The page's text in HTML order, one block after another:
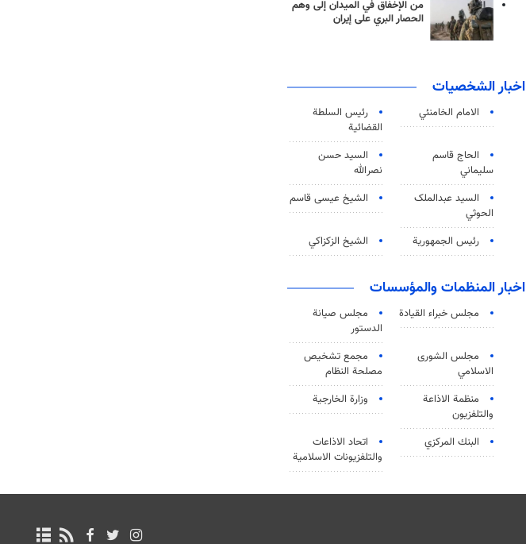
من الإخفاق في الميدان إلى وهم
الحصار البري على إيران
اخبار الشخصيات
الامام الخامنئي
رئیس السلطة
القضائیة
الحاج قاسم
سليماني
السيد حسن
نصرالله
السید عبدالملک
الحوثي
الشيخ عيسى قاسم
رئيس الجمهورية الشيخ الزكزاكي
اخبار المنظمات والمؤسسات
مجلس خبراء القيادة
مجلس صيانة
الدستور
مجلس الشورى
الاسلامي
مجمع تشخيص
مصلحة النظام
منظمة الاذاعة
والتلفزیون
وزارة الخارجية
البنك المركزي
اتحاد الاذاعات
والتلفزيونات الاسلامية